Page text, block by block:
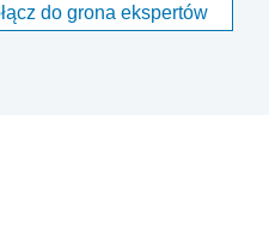
do grona ekspertów